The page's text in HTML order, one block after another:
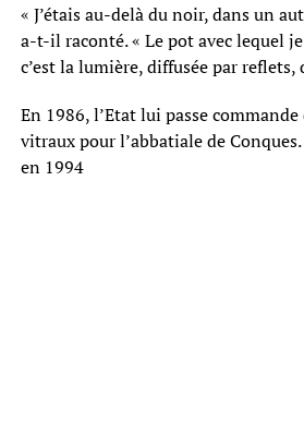
« J’étais au-delà du noir, dans un
a-t-il raconté. « Le pot avec lequel
c’est la lumière, diffusée par
En 1986, l’Etat lui passe
vitraux pour l’abbatiale de
en 1994